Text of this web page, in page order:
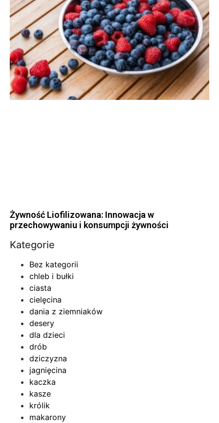
Żywność Liofilizowana: Innowacja w
przechowywaniu i konsumpcji żywności
Kategorie
Bez kategorii
chleb i bułki
ciasta
cielęcina
dania z ziemniaków
desery
dla dzieci
drób
dziczyzna
jagnięcina
kaczka
kasze
królik
makarony